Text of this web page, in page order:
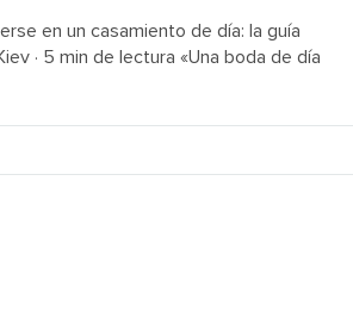
en un casamiento de día: la guía
· 5 min de lectura «Una boda de día